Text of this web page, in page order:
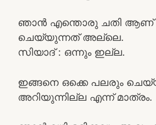
ഞാന്‍ എന്തൊരു ചതി ആണ്
ചെയ്യുന്നത് അല്ലെ.
സിയാദ്‌ : ഒന്നും ഇല്ല.
ഇങ്ങനെ ഒക്കെ പലരും
അറിയുന്നില്ല എന്ന് മാത്രം.